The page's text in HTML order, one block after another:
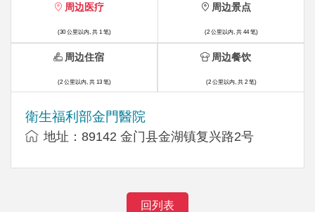
周边医疗
(30 公里以内, 共 1 笔)
衛生福利部金門醫院
地址：89142 金门县金湖镇复兴路2号
周边景点
(2 公里以内, 共 44 笔)
周边住宿
(2 公里以内, 共 13 笔)
周边餐饮
(2 公里以内, 共 2 笔)
回列表